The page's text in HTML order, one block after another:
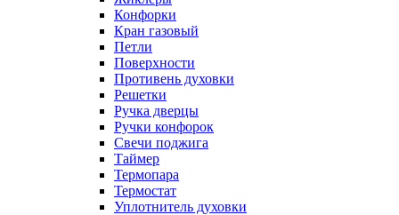
Конфорки
Кран газовый
Петли
Поверхности
Противень духовки
Решетки
Ручка дверцы
Ручки конфорок
Свечи поджига
Таймер
Термопара
Термостат
Уплотнитель духовки